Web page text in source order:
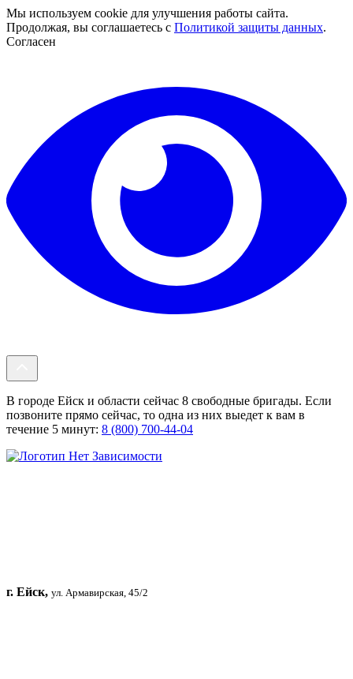
Мы используем cookie для улучшения работы сайта.
Продолжая, вы соглашаетесь с Политикой защиты данных.
Согласен
В городе Ейск и области сейчас 8 свободные бригады. Если
позвоните прямо сейчас, то одна из них выедет к вам в
течение 5 минут: 8 (800) 700-44-04
г. Ейск, ул. Армавирская, 45/2